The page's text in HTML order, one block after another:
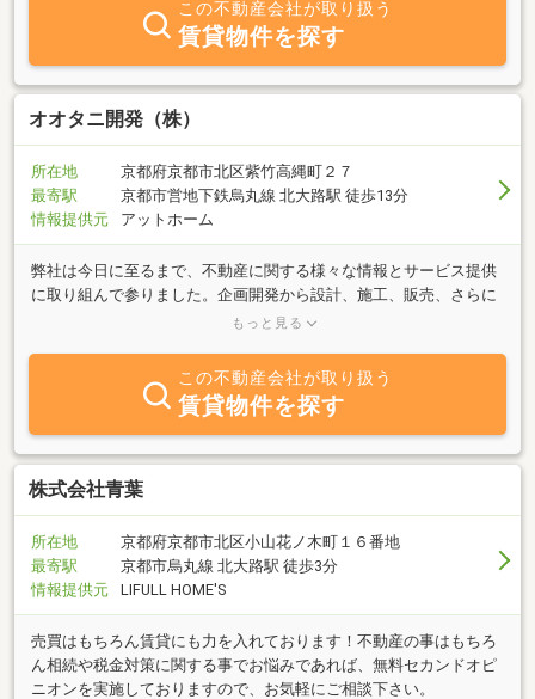
ど幅広い物件をご紹介させていただきます。また、短期入居・ペッ
ト相談物件・外国籍対応物件・保証人不要物件など様々なニーズに
対応する物件を取り揃えております。立命生に人気の白梅町・平
野・円町エリアの物件も多数取り扱っております。新入生・在校生
に関わらず1人暮らしが初めての方でも安心してお任せください。
前にお部屋探しも可能です。もちろん社会人の方も大歓迎です。 単
身社会人向けの1ＤＫ・1ＬＤＫの物件や立命館大学関係者にニーズ
の高いセカンドハウスとして使えるお部屋もご紹介可能です。ファ
リアの物件を取り扱っております。お手頃な家賃で広い戸建て賃貸
や駐車場付きの物件を借りることができます。
この不動産会社が取り扱う
賃貸物件を探す
オオタニ開発（株）
所在地
京都府京都市北区紫竹高縄町２７
最寄駅
京都市営地下鉄烏丸線 北大路駅 徒歩13分
情報提供元
アットホーム
弊社は今日に至るまで、不動産に関する様々な情報とサービス提供
に取り組んで参りました。企画開発から設計、施工、販売、さらに
アフターサービスにいたるまで、皆様方のご要望にお応えして参り
ービスをご提供できるよう努めて参ります。
もっと見る
この不動産会社が取り扱う
賃貸物件を探す
株式会社青葉
所在地
京都府京都市北区小山花ノ木町１６番地
最寄駅
京都市烏丸線 北大路駅 徒歩3分
情報提供元
LIFULL HOME'S
売買はもちろん賃貸にも力を入れております！不動産の事はもちろ
ん相続や税金対策に関する事でお悩みであれば、無料セカンドオピ
ニオンを実施しておりますので、お気軽にご相談下さい。